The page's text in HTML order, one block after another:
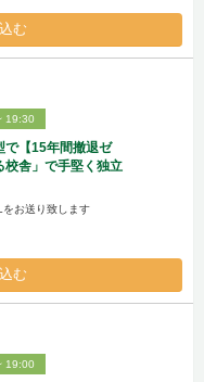
む
19:30
で【15年間撤退ゼ
校舎」で手堅く独立
をお送り致します
む
19:00